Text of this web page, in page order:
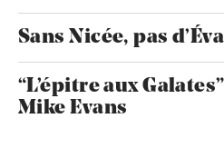
Sans Nicée, pas
“L’épitre aux
Mike Evans